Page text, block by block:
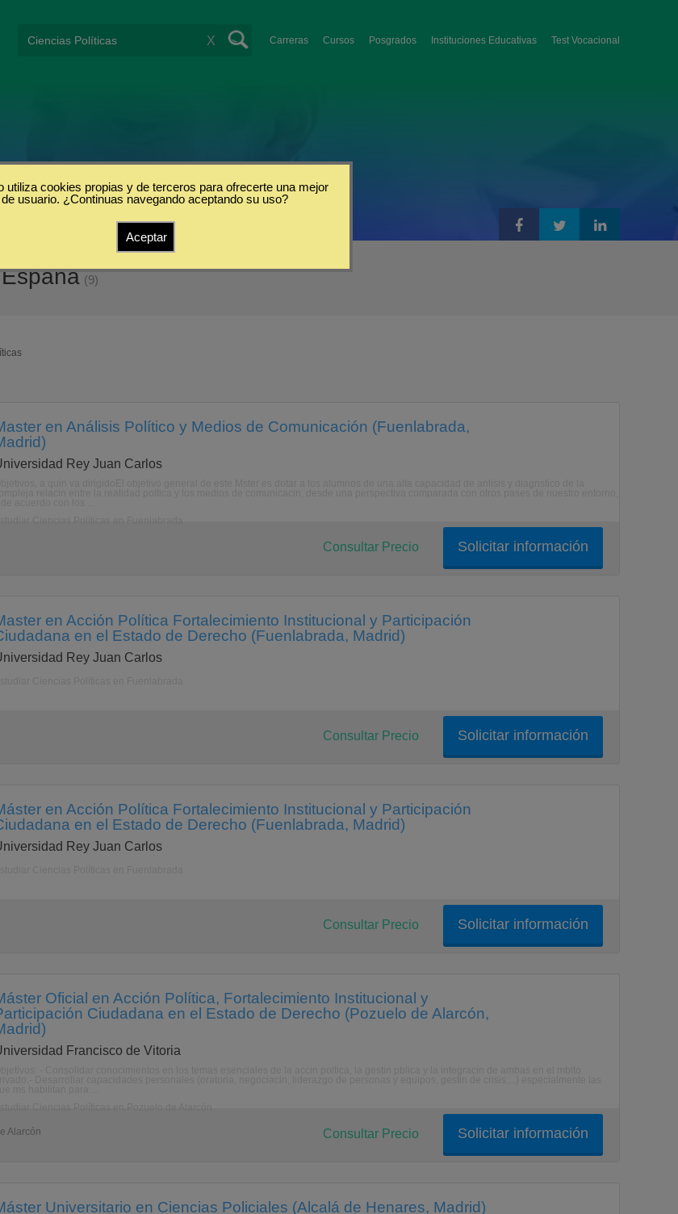
Carreras Cursos Posgrados Instituciones Educativas Test Vocacional
X
(9)
en Análisis Político y Medios de Comunicación (Fuenlabrada,
Rey Juan Carlos
Solicitar información
Consultar Precio
en Acción Política Fortalecimiento Institucional y Participación
en el Estado de Derecho (Fuenlabrada, Madrid)
Rey Juan Carlos
Solicitar información
Consultar Precio
en Acción Política Fortalecimiento Institucional y Participación
en el Estado de Derecho (Fuenlabrada, Madrid)
Rey Juan Carlos
Solicitar información
Consultar Precio
Oficial en Acción Política, Fortalecimiento Institucional y
Ciudadana en el Estado de Derecho (Pozuelo de Alarcón,
Francisco de Vitoria
Alarcón Solicitar información
Consultar Precio
Universitario en Ciencias Policiales (Alcalá de Henares, Madrid)
utiliza cookies propias y de terceros para ofrecerte una mejor
usuario. ¿Continuas navegando aceptando su uso?
Aceptar